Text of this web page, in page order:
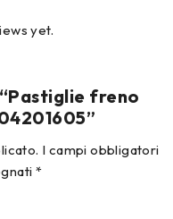
yet.
freno
I campi obbligatori
*